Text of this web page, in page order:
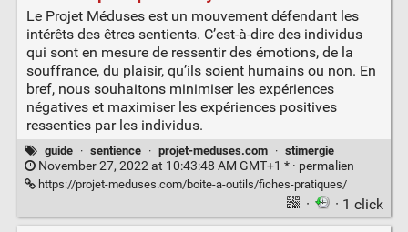
Le Projet Méduses est un mouvement défendant les
intérêts des êtres sentients. C’est-à-dire des individus
qui sont en mesure de ressentir des émotions, de la
souffrance, du plaisir, qu’ils soient humains ou non. En
bref, nous souhaitons minimiser les expériences
négatives et maximiser les expériences positives
ressenties par les individus.
guide · sentience · projet-meduses.com · stimergie
November 27, 2022 at 10:43:48 AM GMT+1 * · permalien
https://projet-meduses.com/boite-a-outils/fiches-pratiques/
· · 1 click